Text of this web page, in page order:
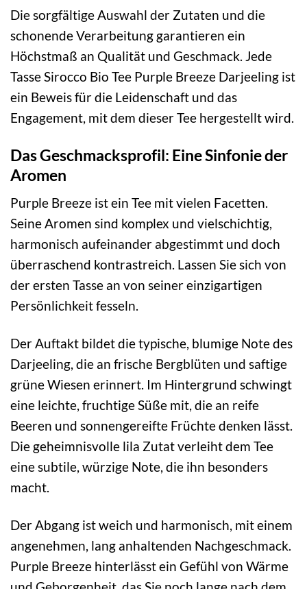
Die sorgfältige Auswahl der Zutaten und die
schonende Verarbeitung garantieren ein
Höchstmaß an Qualität und Geschmack. Jede
Tasse Sirocco Bio Tee Purple Breeze Darjeeling ist
ein Beweis für die Leidenschaft und das
Engagement, mit dem dieser Tee hergestellt wird.
Das Geschmacksprofil: Eine Sinfonie der
Aromen
Purple Breeze ist ein Tee mit vielen Facetten.
Seine Aromen sind komplex und vielschichtig,
harmonisch aufeinander abgestimmt und doch
überraschend kontrastreich. Lassen Sie sich von
der ersten Tasse an von seiner einzigartigen
Persönlichkeit fesseln.
Der Auftakt bildet die typische, blumige Note des
Darjeeling, die an frische Bergblüten und saftige
grüne Wiesen erinnert. Im Hintergrund schwingt
eine leichte, fruchtige Süße mit, die an reife
Beeren und sonnengereifte Früchte denken lässt.
Die geheimnisvolle lila Zutat verleiht dem Tee
eine subtile, würzige Note, die ihn besonders
macht.
Der Abgang ist weich und harmonisch, mit einem
angenehmen, lang anhaltenden Nachgeschmack.
Purple Breeze hinterlässt ein Gefühl von Wärme